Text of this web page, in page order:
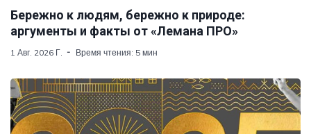
Бережно к людям, бережно к природе:
аргументы и факты от «Лемана ПРО»
1 Авг. 2026 Г. Время чтения: 5 мин